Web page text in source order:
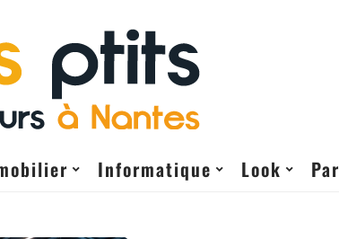
Informatique Look